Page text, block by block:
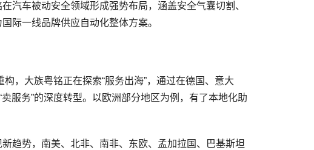
汽车被动安全领域形成强势布局，涵盖安全气囊切割、
际一线品牌供应自动化整体方案。
大族粤铭正在探索“服务出海”，通过在德国、意大
服务”的深度转型。以欧洲部分地区为例，有了本地化助
势，南美、北非、南非、东欧、孟加拉国、巴基斯坦